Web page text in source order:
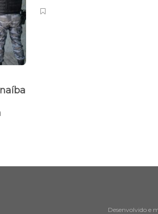
Desenvolvido e